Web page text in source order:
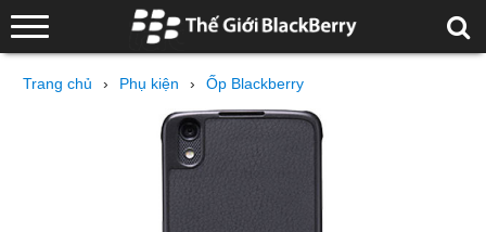
Trang chủ › Phụ kiện › Ốp Blackberry